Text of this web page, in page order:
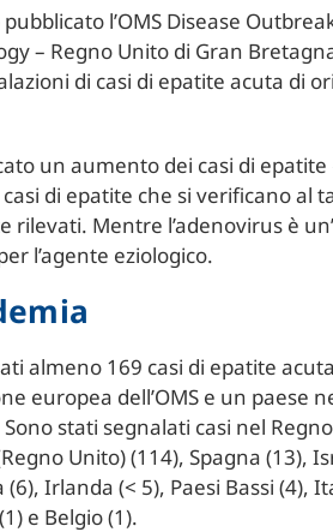
l’OMS Disease
– Regno Unito di Gran
di casi di epatite acuta di
un aumento dei casi di epatite
di epatite che si verificano al
Mentre l’adenovirus è
l’agente eziologico.
almeno 169 casi di epatite
europea dell’OMS e un paese
stati segnalati casi nel
Unito) (114), Spagna (13),
Irlanda (< 5), Paesi Bassi (4),
e Belgio (1).